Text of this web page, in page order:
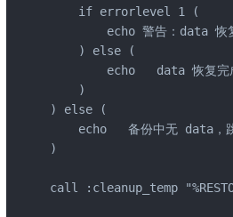
    if errorlevel 1 (
echo 警告：data 恢
    ) else (
echo   data 恢复完
    )
) else (
echo   备份中无 data，跳
)
call :cleanup_temp